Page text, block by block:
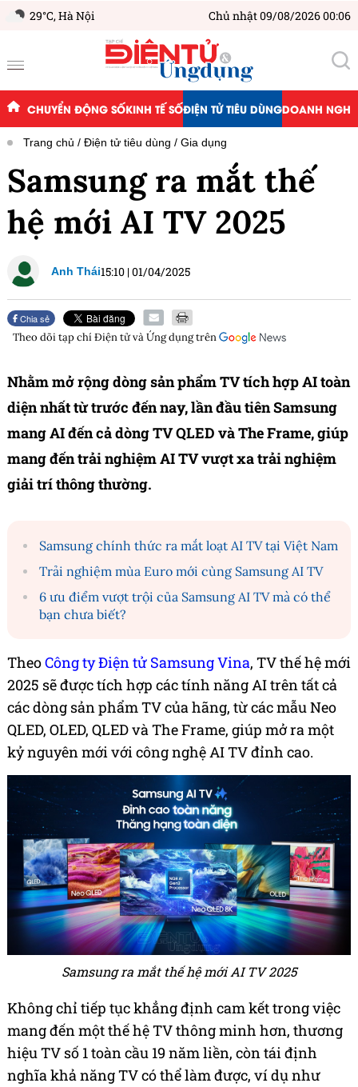
29°C,Hà Nội Chủ nhật 09/08/2026 00:06
CHUYỂN ĐỘNG SỐKINH TẾ SỐĐIỆN TỬ TIÊU DÙNGDOANH
Trang chủ Điện tử tiêu dùng Gia dụng
Samsung ra mắt thế
hệ mới AI TV 2025
Anh Thái15:10 |01/04/2025
Chia sẻ
Theo dõi tạp chíĐiện tử và Ứng dụngtrên
Nhằm mở rộng dòng sản phẩm TV tích hợp AI toàn
diện nhất từ trước đến nay, lần đầu tiên Samsung
mang AI đến cả dòng TV QLED và The Frame, giúp
mang đến trải nghiệm AI TV vượt xa trải nghiệm
giải trí thông thường.
Samsung chính thức ra mắt loạt AI TV tại Việt Nam
Trải nghiệm mùa Euro mới cùng Samsung AI TV
6 ưu điểm vượt trội của Samsung AI TV mà có thể
bạn chưa biết?
TheoCông ty Điện tử Samsung Vina, TV thế hệ mới
2025 sẽ được tích hợp các tính năng AI trên tất cả
các dòng sản phẩm TV của hãng, từ các mẫu Neo
QLED, OLED, QLED và The Frame, giúp mở ra một
kỷ nguyên mới với công nghệ AI TV đỉnh cao.
Samsung ra mắt thế hệ mới AI TV 2025
Không chỉ tiếp tục khẳng định cam kết trong việc
mang đến một thế hệ TV thông minh hơn, thương
hiệu TV số 1 toàn cầu 19 năm liền, còn tái định
nghĩa khả năng TV có thể làm được, ví dụ như